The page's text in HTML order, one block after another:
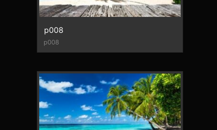
p008
p008